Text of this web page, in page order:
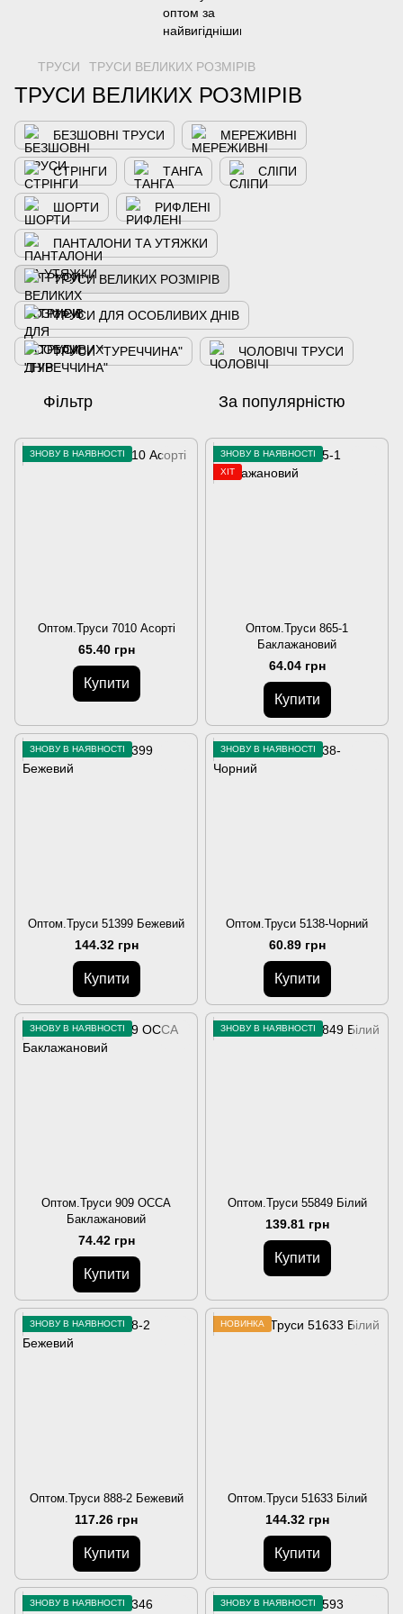
ТРУСИ ТРУСИ ВЕЛИКИХ РОЗМІРІВ
ТРУСИ ВЕЛИКИХ РОЗМІРІВ
БЕЗШОВНІ ТРУСИ МЕРЕЖИВНІ
СТРІНГИ ТАНГА СЛІПИ
ШОРТИ РИФЛЕНІ
ПАНТАЛОНИ ТА УТЯЖКИ
ТРУСИ ВЕЛИКИХ РОЗМІРІВ
ТРУСИ ДЛЯ ОСОБЛИВИХ ДНІВ
ТРУСИ "ТУРЕЧЧИНА" ЧОЛОВІЧІ ТРУСИ
Фільтр За популярністю
ЗНОВУ В НАЯВНОСТІ
Оптом.Труси 7010 Асорті
65.40 грн
Купити
ЗНОВУ В НАЯВНОСТІ
ХІТ
Оптом.Труси 865-1
Баклажановий
64.04 грн
Купити
ЗНОВУ В НАЯВНОСТІ
Оптом.Труси 51399 Бежевий
144.32 грн
Купити
ЗНОВУ В НАЯВНОСТІ
Оптом.Труси 5138-Чорний
60.89 грн
Купити
ЗНОВУ В НАЯВНОСТІ
Оптом.Труси 909 ОССА
Баклажановий
74.42 грн
Купити
ЗНОВУ В НАЯВНОСТІ
Оптом.Труси 55849 Білий
139.81 грн
Купити
ЗНОВУ В НАЯВНОСТІ
Оптом.Труси 888-2 Бежевий
117.26 грн
Купити
НОВИНКА
Оптом.Труси 51633 Білий
144.32 грн
Купити
ЗНОВУ В НАЯВНОСТІ ЗНОВУ В НАЯВНОСТІ